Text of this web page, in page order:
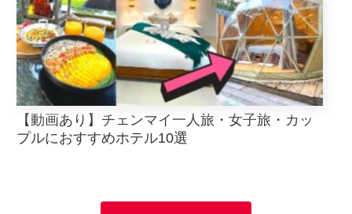
【動画あり】チェンマイ一人旅・女子旅・カッ
プルにおすすめホテル10選